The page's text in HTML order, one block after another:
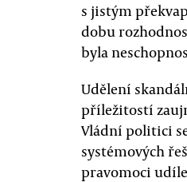
s jistým
dobu
byla
Udělení
příležitostí
Vládní politici
systémových
pravomoci